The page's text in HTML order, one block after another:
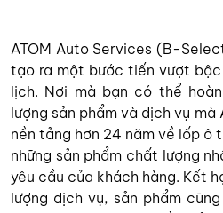
ATOM Auto Services (B-
tạo ra một bước tiến vượt
lịch. Nơi mà bạn có thể
lượng sản phẩm và dịch vụ mà
nền tảng hơn 24 năm về lốp ô
những sản phẩm chất lượng
yêu cầu của khách hàng. Kết
lượng dịch vụ, sản phẩm